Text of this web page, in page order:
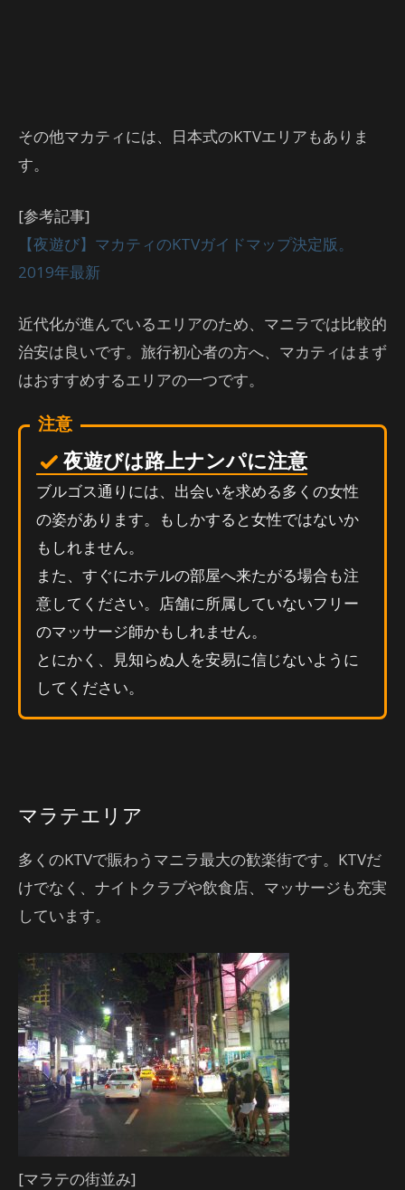
その他マカティには、日本式のKTVエリアもありま
す。
[参考記事]
【夜遊び】マカティのKTVガイドマップ決定版。
2019年最新
近代化が進んでいるエリアのため、マニラでは比較的
治安は良いです。旅行初心者の方へ、マカティはまず
はおすすめするエリアの一つです。
注意
夜遊びは路上ナンパに注意
ブルゴス通りには、出会いを求める多くの女性
の姿があります。もしかすると女性ではないか
もしれません。
また、すぐにホテルの部屋へ来たがる場合も注
意してください。店舗に所属していないフリー
のマッサージ師かもしれません。
とにかく、見知らぬ人を安易に信じないように
してください。
マラテエリア
多くのKTVで賑わうマニラ最大の歓楽街です。KTVだ
けでなく、ナイトクラブや飲食店、マッサージも充実
しています。
[マラテの街並み]